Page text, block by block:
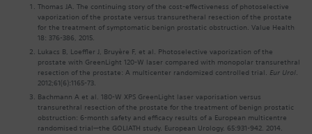
Thomas JA. The continuing story of the cost-effectiveness of photoselective
vaporization of the prostate versus transuretheral resection of the prostate
for the treatment of symptomatic benign prostatic obstruction. Value Health
18: 376-386, 2015.
Lukacs B, Loeffler J, Bruyère F, et al. Photoselective vaporization of the
prostate with GreenLight 120-W laser compared with monopolar transurethral
resection of the prostate: A multicenter randomized controlled trial. Eur Urol.
2012;61(6):1165-73.
Bachmann A et al. 180-W XPS GreenLight laser vaporisation versus
transurethral resection of the prostate for the treatment of benign prostatic
obstruction: 6-month safety and efficacy results of a European multicentre
randomised trial—the GOLIATH study. European Urology. 65:931-942. 2014.